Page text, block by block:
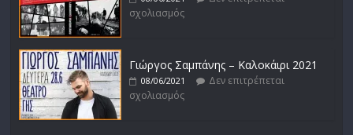
σχολιασμός
Γιώργος Σαμπάνης – Καλοκάιρι 2021
08/06/2021
Δεν επιτρέπεται
σχολιασμός